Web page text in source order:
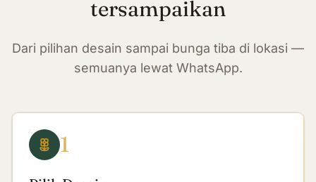
tersampaikan
Dari pilihan desain sampai bunga tiba di lokasi —
semuanya lewat WhatsApp.
1